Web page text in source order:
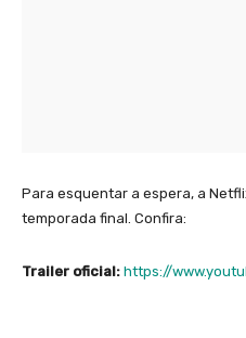
Para esquentar a espera, a
temporada final. Confira:
Trailer oficial: https://